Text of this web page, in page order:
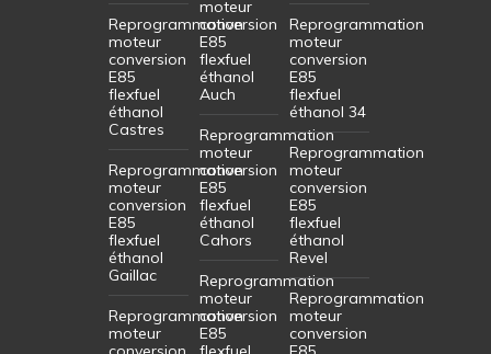
Reprogrammation
moteur
conversion
E85
flexfuel
éthanol
Castres
Reprogrammation
moteur
conversion
E85
flexfuel
éthanol
Gaillac
Reprogrammation
moteur
moteur
conversion
E85
flexfuel
éthanol
Auch
Reprogrammation
moteur
conversion
E85
flexfuel
éthanol
Cahors
Reprogrammation
moteur
conversion
E85
Reprogrammation
moteur
conversion
E85
flexfuel
éthanol 34
Reprogrammation
moteur
conversion
E85
flexfuel
éthanol
Revel
Reprogrammation
moteur
conversion